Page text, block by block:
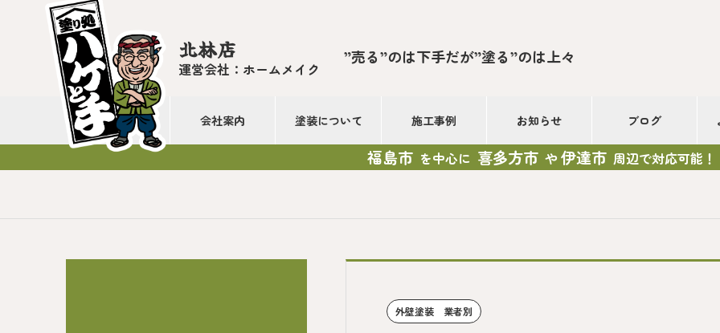
北林店
運営会社：ホームメイク
”売る”のは下手だが”塗る”のは上々
会社案内 塗装について 施工事例 お知らせ ブログ
福島市 を中心に 喜多方市 や伊達市 周辺で対応可能！
外壁塗装 業者別